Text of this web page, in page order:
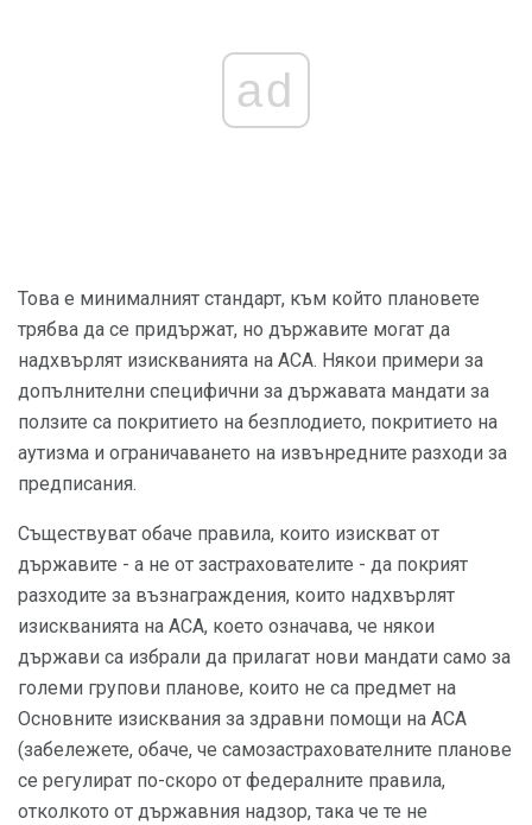
ad
Това е минималният стандарт, към който плановете
трябва да се придържат, но държавите могат да
надхвърлят изискванията на ACA. Някои примери за
допълнителни специфични за държавата мандати за
ползите са покритието на безплодието, покритието на
аутизма и ограничаването на извънредните разходи за
предписания.
Съществуват обаче правила, които изискват от
държавите - а не от застрахователите - да покрият
разходите за възнаграждения, които надхвърлят
изискванията на ACA, което означава, че някои
държави са избрали да прилагат нови мандати само за
големи групови планове, които не са предмет на
Основните изисквания за здравни помощи на ACA
(забележете, обаче, че самозастрахователните планове
се регулират по-скоро от федералните правила,
отколкото от държавния надзор, така че те не